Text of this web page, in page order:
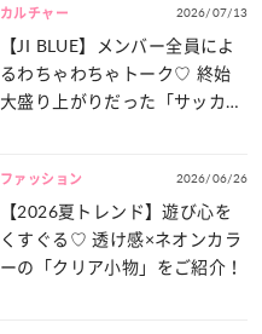
カルチャー 2026/07/13
【JI BLUE】メンバー全員によ
るわちゃわちゃトーク♡ 終始
大盛り上がりだった「サッカー
ファッション 2026/06/26
【2026夏トレンド】遊び心を
くすぐる♡ 透け感×ネオンカラ
ーの「クリア小物」をご紹介！